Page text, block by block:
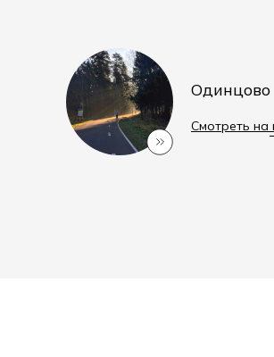
Одинцово
Смотреть на